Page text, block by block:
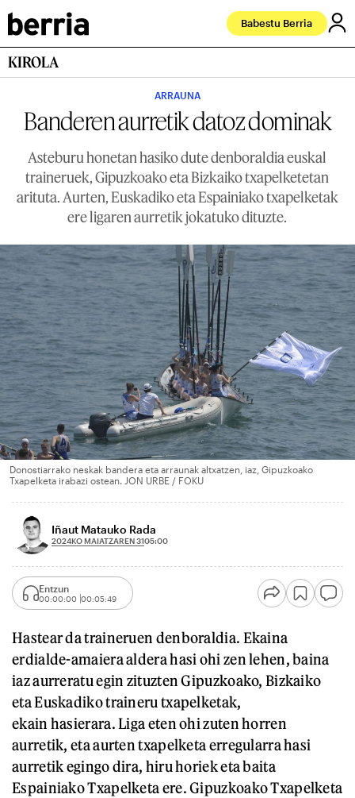
Babestu Berria
KIROLA
ARRAUNA
Banderen aurretik datoz dominak
Asteburu honetan hasiko dute denboraldia euskal
traineruek, Gipuzkoako eta Bizkaiko txapelketetan
arituta. Aurten, Euskadiko eta Espainiako txapelketak
ere ligaren aurretik jokatuko dituzte.
Donostiarrako neskak bandera eta arraunak altxatzen, iaz, Gipuzkoako
Txapelketa irabazi ostean. JON URBE / FOKU
Iñaut Matauko Rada
2024KO MAIATZAREN 3105:00
Entzun
00:00:00 00:05:49
Hastear da traineruen denboraldia. Ekaina
erdialde-amaiera aldera hasi ohi zen lehen, baina
iaz aurreratu egin zituzten Gipuzkoako, Bizkaiko
eta Euskadiko traineru txapelketak,
ekain hasierara. Liga eten ohi zuten horren
aurretik, eta aurten txapelketa erregularra hasi
aurretik egingo dira, hiru horiek eta baita
Espainiako Txapelketa ere. Gipuzkoako Txapelketa